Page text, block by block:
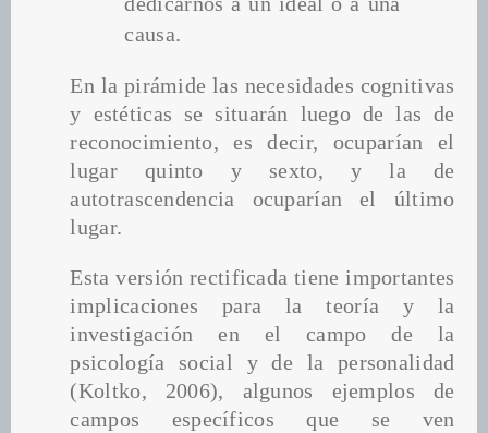
causa.
En la pirámide las necesidades cognitivas
y estéticas se situarán luego de las de
reconocimiento, es decir, ocuparían el
lugar quinto y sexto, y la de
autotrascendencia ocuparían el último
lugar.
Esta versión rectificada tiene importantes
implicaciones para la teoría y la
investigación en el campo de la
psicología social y de la personalidad
(Koltko, 2006), algunos ejemplos de
campos específicos que se ven